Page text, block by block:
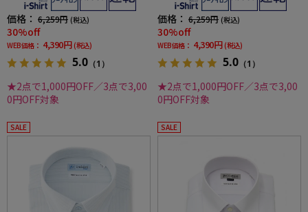
価格： 6,259円 (税込)
30%off
WEB価格： 4,390円 (税込)
5.0 （1）
★2点で1,000円OFF／3点で3,00
0円OFF対象
価格： 6,259円 (税込)
30%off
WEB価格： 4,390円 (税込)
5.0 （1）
★2点で1,000円OFF／3点で3,00
0円OFF対象
SALE SALE